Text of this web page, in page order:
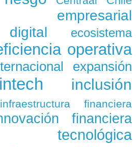
empresarial
ecosistema
operativa
expansión
inclusión
infraestructura financiera
financiera
tecnológica